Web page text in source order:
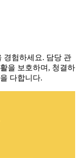
경험하세요. 담당 관
을 보호하며, 청결하
다합니다.